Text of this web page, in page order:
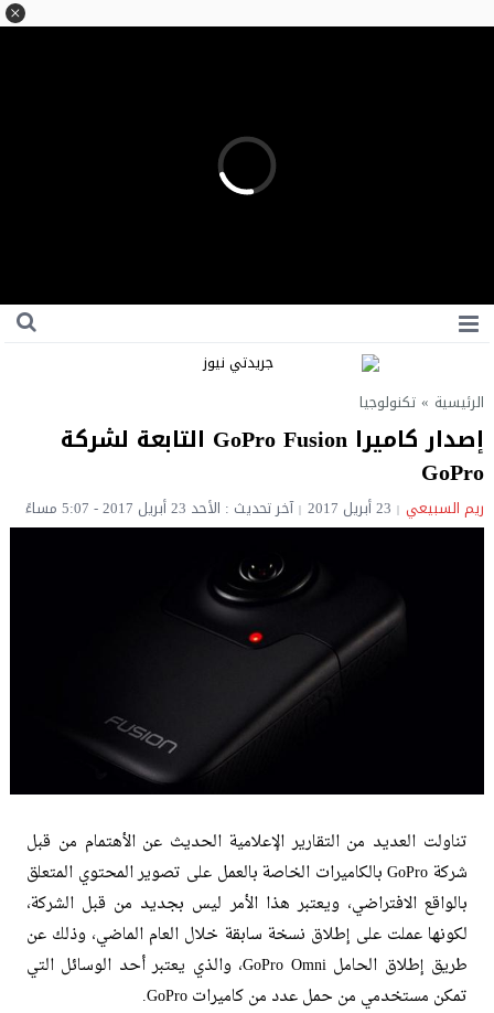
الرئيسية » تكنولوجيا
إصدار كاميرا GoPro Fusion التابعة لشركة
GoPro
ريم السبيعي 23 أبريل 2017 آخر تحديث : الأحد 23 أبريل 2017 - 5:07 مساءً
تناولت العديد من التقارير الإعلامية الحديث عن الأهتمام من قبل
شركة GoPro بالكاميرات الخاصة بالعمل على تصوير المحتوي المتعلق
بالواقع الافتراضي، ويعتبر هذا الأمر ليس بجديد من قبل الشركة،
لكونها عملت على إطلاق نسخة سابقة خلال العام الماضي، وذلك عن
طريق إطلاق الحامل GoPro Omni، والذي يعتبر أحد الوسائل التي
تمكن مستخدمي من حمل عدد من كاميرات GoPro.